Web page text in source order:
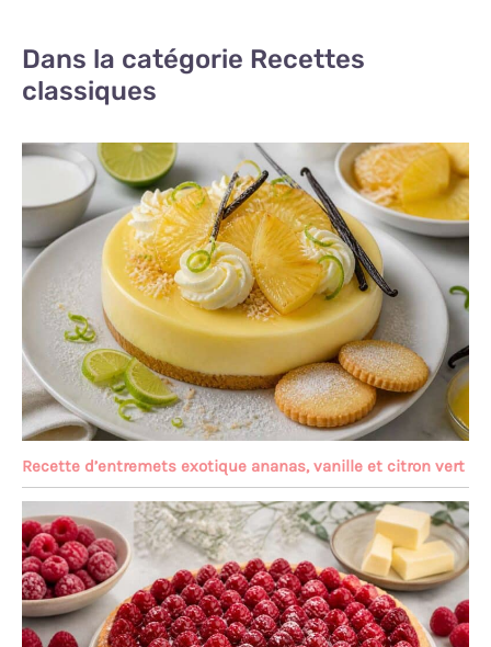
Dans la catégorie Recettes
classiques
Recette d’entremets exotique ananas, vanille et citron vert